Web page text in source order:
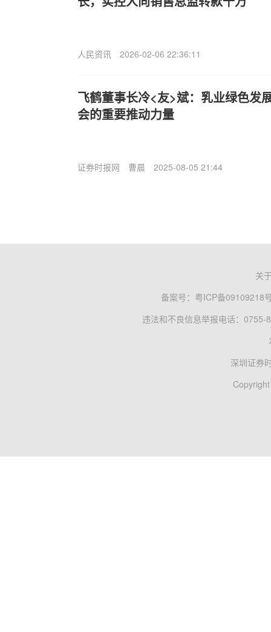
人民资讯 2026-02-06 22:36:11
飞鹤董事长冷<友>斌：乳业绿色发
会的重要推动力量
证券时报网 曹晨 2025-08-05 21:44
关
备案号： 粤ICP备09109218
违法和不良信息举报电话：0755-
深圳证券